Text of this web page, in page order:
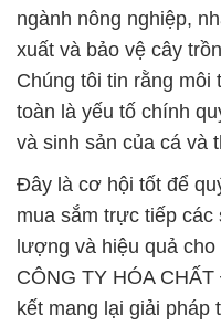
ngành nông nghiệp,
xuất và bảo vệ cây
Chúng tôi tin rằng
toàn là yếu tố chính
và sinh sản của cá và
Đây là cơ hội tốt để
mua sắm trực tiếp các
lượng và hiệu quả
CÔNG TY HÓA
kết mang lại giải pháp